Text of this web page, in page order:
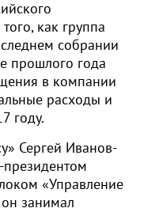
как группа
собрании
прошлого года
в компании
расходы и
году.
Сергей Иванов-
«Управление
занимал